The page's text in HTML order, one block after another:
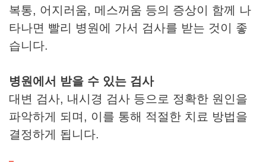
복통, 어지러움, 메스꺼움 등의 증상이 함께 나
타나면 빨리 병원에 가서 검사를 받는 것이 좋
습니다.
병원에서 받을 수 있는 검사
대변 검사, 내시경 검사 등으로 정확한 원인을
파악하게 되며, 이를 통해 적절한 치료 방법을
결정하게 됩니다.